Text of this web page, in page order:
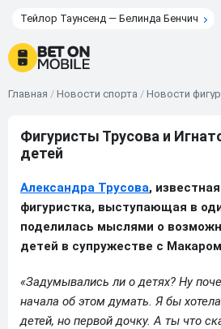
Тейлор Таунсенд — Белинда Бенчич
Главная / Новости спорта / Новости
Фигуристы Трусова и
детей
Александра Трусова,
фигуристка, выступающая в
поделилась мыслями о
детей в супружестве с
«Задумывались ли о детях? Ну
начала об этом думать. Я бы
детей, но первой дочку. А ты что